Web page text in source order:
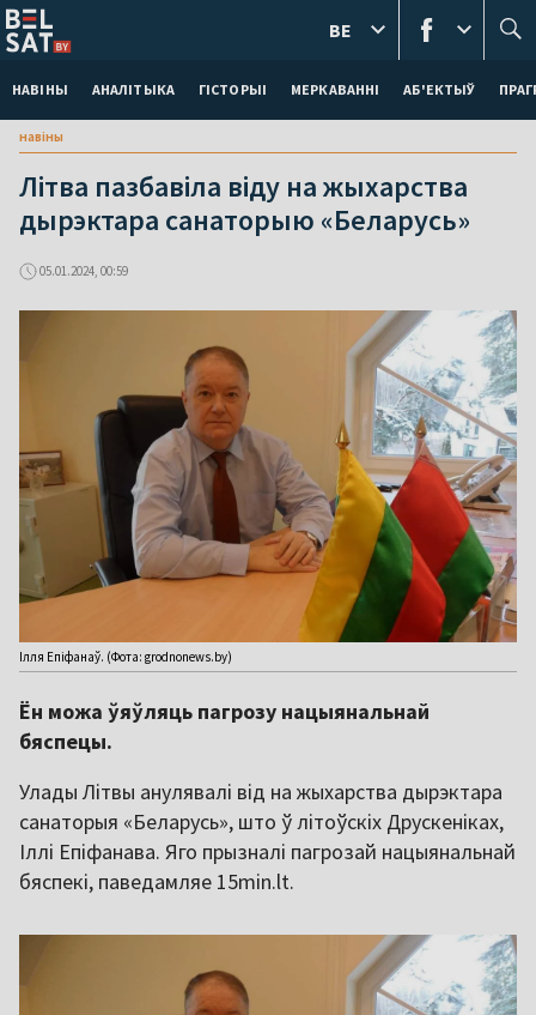
НАВІНЫ АНАЛІТЫКА ГІСТОРЫІ МЕРКАВАННI АБ'ЕКТЫЎ
BE
навіны
Літва пазбавіла віду на жыхарства
дырэктара санаторыю «Беларусь»
05.01.2024, 00:59
Ілля Епіфанаў. (Фота: grodnonews.by)
Ён можа ўяўляць пагрозу нацыянальнай
бяспецы.
Улады Літвы анулявалі від на жыхарства дырэктара
санаторыя «Беларусь», што ў літоўскіх Друскеніках,
Іллі Епіфанава. Яго прызналі пагрозай нацыянальнай
бяспекі, паведамляе 15min.lt.